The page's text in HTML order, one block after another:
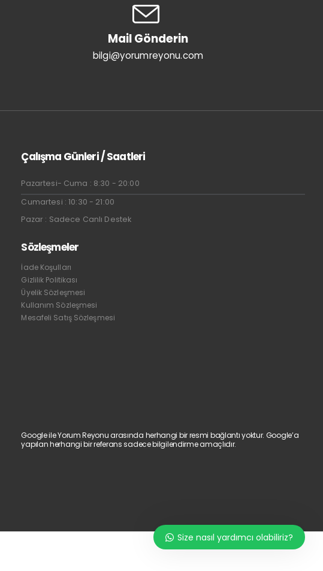
Mail Gönderin
bilgi@yorumreyonu.com
Çalışma Günleri / Saatleri
Pazartesi- Cuma : 8:30 - 20:00
Cumartesi : 10:30 - 21:00
Pazar : Sadece Canlı Destek
Sözleşmeler
İade Koşulları
Gizlilik Politikası
Üyelik Sözleşmesi
Kullanım Sözleşmesi
Mesafeli Satış Sözleşmesi
Google ile Yorum Reyonu arasında herhangi bir resmi bağlantı yoktur. Google’a
yapılan herhangi bir referans sadece bilgilendirme amaçlıdır.
Size nasıl yardımcı olabiliriz?